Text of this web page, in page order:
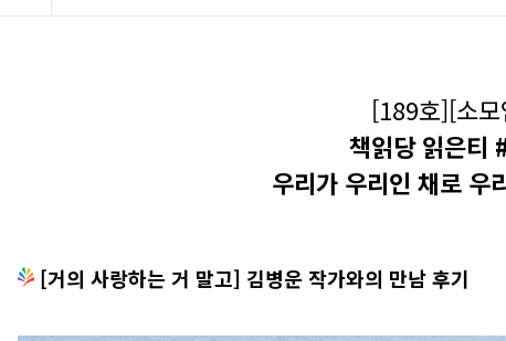
[189호][소
책읽당 읽은티
우리가 우리인 채로 우
[거의 사랑하는 거 말고] 김병운 작가와의 만남 후기